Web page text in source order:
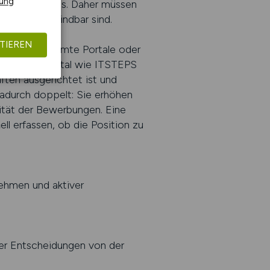
wirkungslos. Daher müssen
und auffindbar sind.
auf bestimmte Portale oder
Portal wie ITSTEPS
ausgerichtet ist und
doppelt: Sie erhöhen
der Bewerbungen. Eine
erfassen, ob die Position zu
und aktiver
Entscheidungen von der